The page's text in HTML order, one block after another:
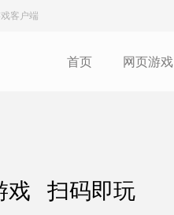
客户端
首页 网页游戏
戏 扫码即玩